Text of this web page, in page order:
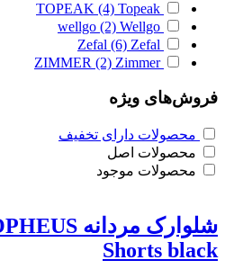
TOPEAK (4) Topeak
wellgo (2) Wellgo
Zefal (6) Zefal
ZIMMER (2) Zimmer
فروش‌های ویژه
محصولات دارای تخفیف
محصولات اصل
محصولات موجود
Shorts black